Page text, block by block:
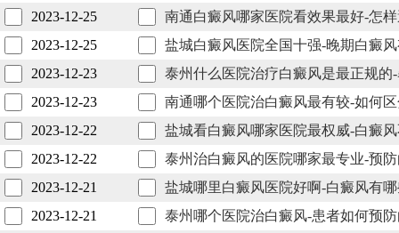
2023-12-25
南通白癜风哪家医院看效果最好-怎
2023-12-25
盐城白癜风医院全国十强-晚期白癜
2023-12-23
泰州什么医院治疗白癜风是最正规的
2023-12-23
南通哪个医院治白癜风最有较-如何
2023-12-22
盐城看白癜风哪家医院最权威-白癜
2023-12-22
泰州治白癜风的医院哪家最专业-预
2023-12-21
盐城哪里白癜风医院好啊-白癜风有
2023-12-21
泰州哪个医院治白癜风-患者如何预